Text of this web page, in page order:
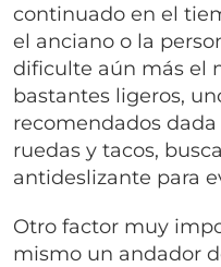
continuado en el
el anciano o la
dificulte aún más el
bastantes ligeros,
recomendados
ruedas y tacos,
antideslizante para
Otro factor muy
mismo un andador